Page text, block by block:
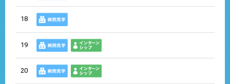
18
19
20